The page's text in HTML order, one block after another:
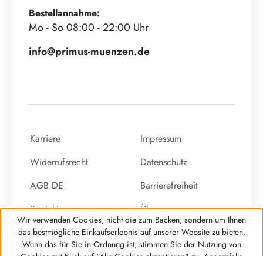
Bestellannahme:
Mo - So 08:00 - 22:00 Uhr
info@primus-muenzen.de
Karriere
Impressum
Widerrufsrecht
Datenschutz
AGB DE
Barrierefreiheit
Kontakt
Über uns
Vertrag widerrufen
Wir verwenden Cookies, nicht die zum Backen, sondern um Ihnen
das bestmögliche Einkaufserlebnis auf unserer Website zu bieten.
Wenn das für Sie in Ordnung ist, stimmen Sie der Nutzung von